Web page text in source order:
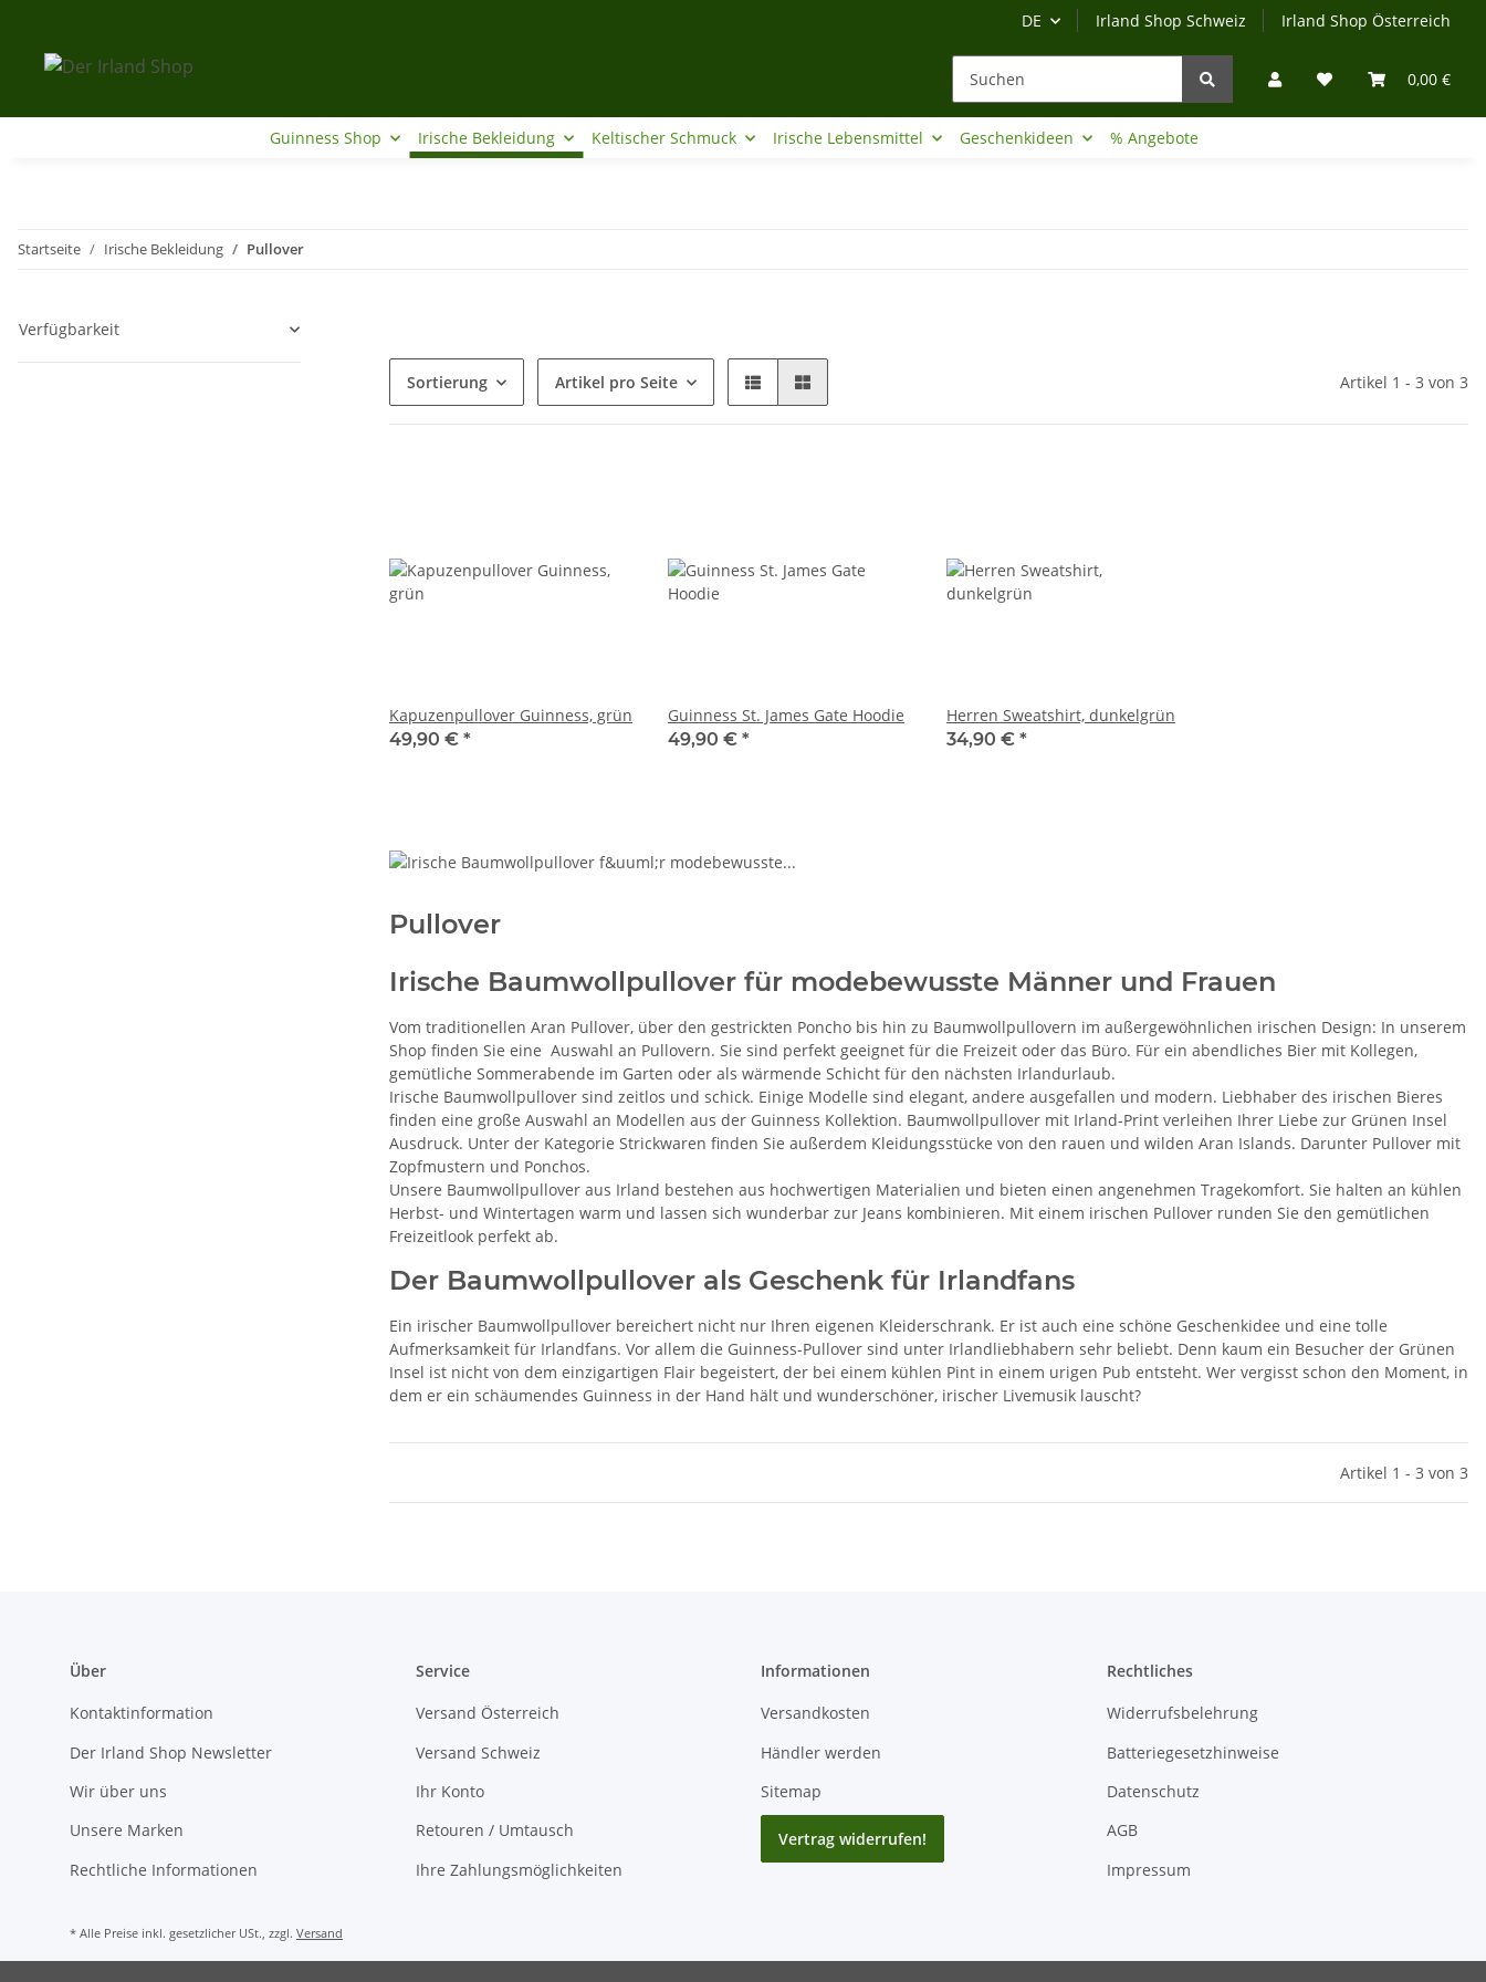
DE Irland Shop Schweiz Irland Shop Österreich
0,00 €
Guinness Shop Irische Bekleidung Keltischer Schmuck Irische Lebensmittel Geschenkideen % Angebote
Startseite Irische Bekleidung Pullover
Sortierung Artikel pro Seite Artikel 1 - 3 von 3
Kapuzenpullover Guinness, grün
49,90 € *
Guinness St. James Gate Hoodie
49,90 € *
Herren Sweatshirt, dunkelgrün
34,90 € *
Pullover
Irische Baumwollpullover für modebewusste Männer und Frauen
Vom traditionellen Aran Pullover, über den gestrickten Poncho bis hin zu Baumwollpullovern im außergewöhnlichen irischen Design: In unserem
Shop finden Sie eine Auswahl an Pullovern. Sie sind perfekt geeignet für die Freizeit oder das Büro. Für ein abendliches Bier mit Kollegen,
gemütliche Sommerabende im Garten oder als wärmende Schicht für den nächsten Irlandurlaub.
Irische Baumwollpullover sind zeitlos und schick. Einige Modelle sind elegant, andere ausgefallen und modern. Liebhaber des irischen Bieres
finden eine große Auswahl an Modellen aus der Guinness Kollektion. Baumwollpullover mit Irland-Print verleihen Ihrer Liebe zur Grünen Insel
Ausdruck. Unter der Kategorie Strickwaren finden Sie außerdem Kleidungsstücke von den rauen und wilden Aran Islands. Darunter Pullover mit
Zopfmustern und Ponchos.
Unsere Baumwollpullover aus Irland bestehen aus hochwertigen Materialien und bieten einen angenehmen Tragekomfort. Sie halten an kühlen
Herbst- und Wintertagen warm und lassen sich wunderbar zur Jeans kombinieren. Mit einem irischen Pullover runden Sie den gemütlichen
Freizeitlook perfekt ab.
Der Baumwollpullover als Geschenk für Irlandfans
Ein irischer Baumwollpullover bereichert nicht nur Ihren eigenen Kleiderschrank. Er ist auch eine schöne Geschenkidee und eine tolle
Aufmerksamkeit für Irlandfans. Vor allem die Guinness-Pullover sind unter Irlandliebhabern sehr beliebt. Denn kaum ein Besucher der Grünen
Insel ist nicht von dem einzigartigen Flair begeistert, der bei einem kühlen Pint in einem urigen Pub entsteht. Wer vergisst schon den Moment, in
dem er ein schäumendes Guinness in der Hand hält und wunderschöner, irischer Livemusik lauscht?
Artikel 1 - 3 von 3
Verfügbarkeit
Über
Kontaktinformation
Der Irland Shop Newsletter
Wir über uns
Unsere Marken
Rechtliche Informationen
Service
Versand Österreich
Versand Schweiz
Ihr Konto
Retouren / Umtausch
Ihre Zahlungsmöglichkeiten
Informationen
Versandkosten
Händler werden
Sitemap
Vertrag widerrufen!
Rechtliches
Widerrufsbelehrung
Batteriegesetzhinweise
Datenschutz
AGB
Impressum
* Alle Preise inkl. gesetzlicher USt., zzgl. Versand